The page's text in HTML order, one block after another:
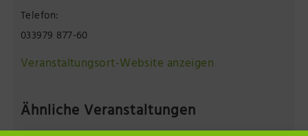
Telefon:
033979 877-60
Veranstaltungsort-Website anzeigen
Ähnliche Veranstaltungen